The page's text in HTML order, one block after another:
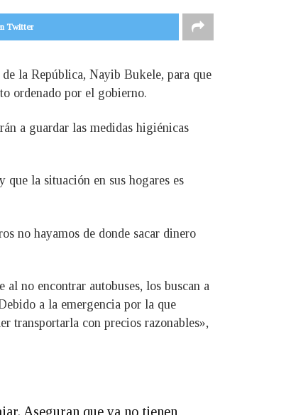
Twitter
la República, Nayib Bukele, para que
ordenado por el gobierno.
a guardar las medidas higiénicas
la situación en sus hogares es
no hayamos de donde sacar dinero
no encontrar autobuses, los buscan a
a la emergencia por la que
transportarla con precios razonables»,
Aseguran que ya no tienen